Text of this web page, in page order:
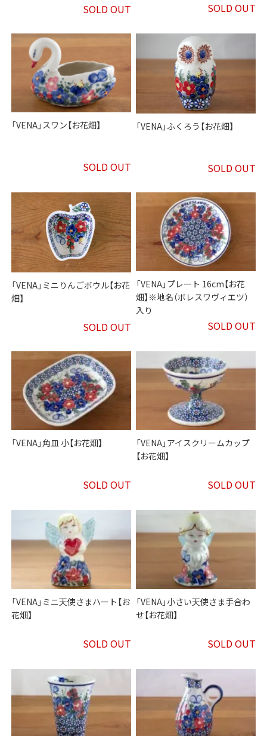
SOLD OUT SOLD OUT
「VENA」スワン【お花畑】
SOLD OUT
「VENA」ふくろう【お花畑】
SOLD OUT
「VENA」ミニりんごボウル【お花
畑】
SOLD OUT
「VENA」プレート 16cm【お花
畑】※地名（ボレスワヴィエツ）
入り
SOLD OUT
「VENA」角皿 小【お花畑】
SOLD OUT
「VENA」アイスクリームカップ
【お花畑】
SOLD OUT
「VENA」ミニ天使さまハート【お
花畑】
SOLD OUT
「VENA」小さい天使さま手合わ
せ【お花畑】
SOLD OUT